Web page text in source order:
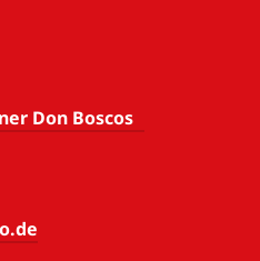
Don Boscos